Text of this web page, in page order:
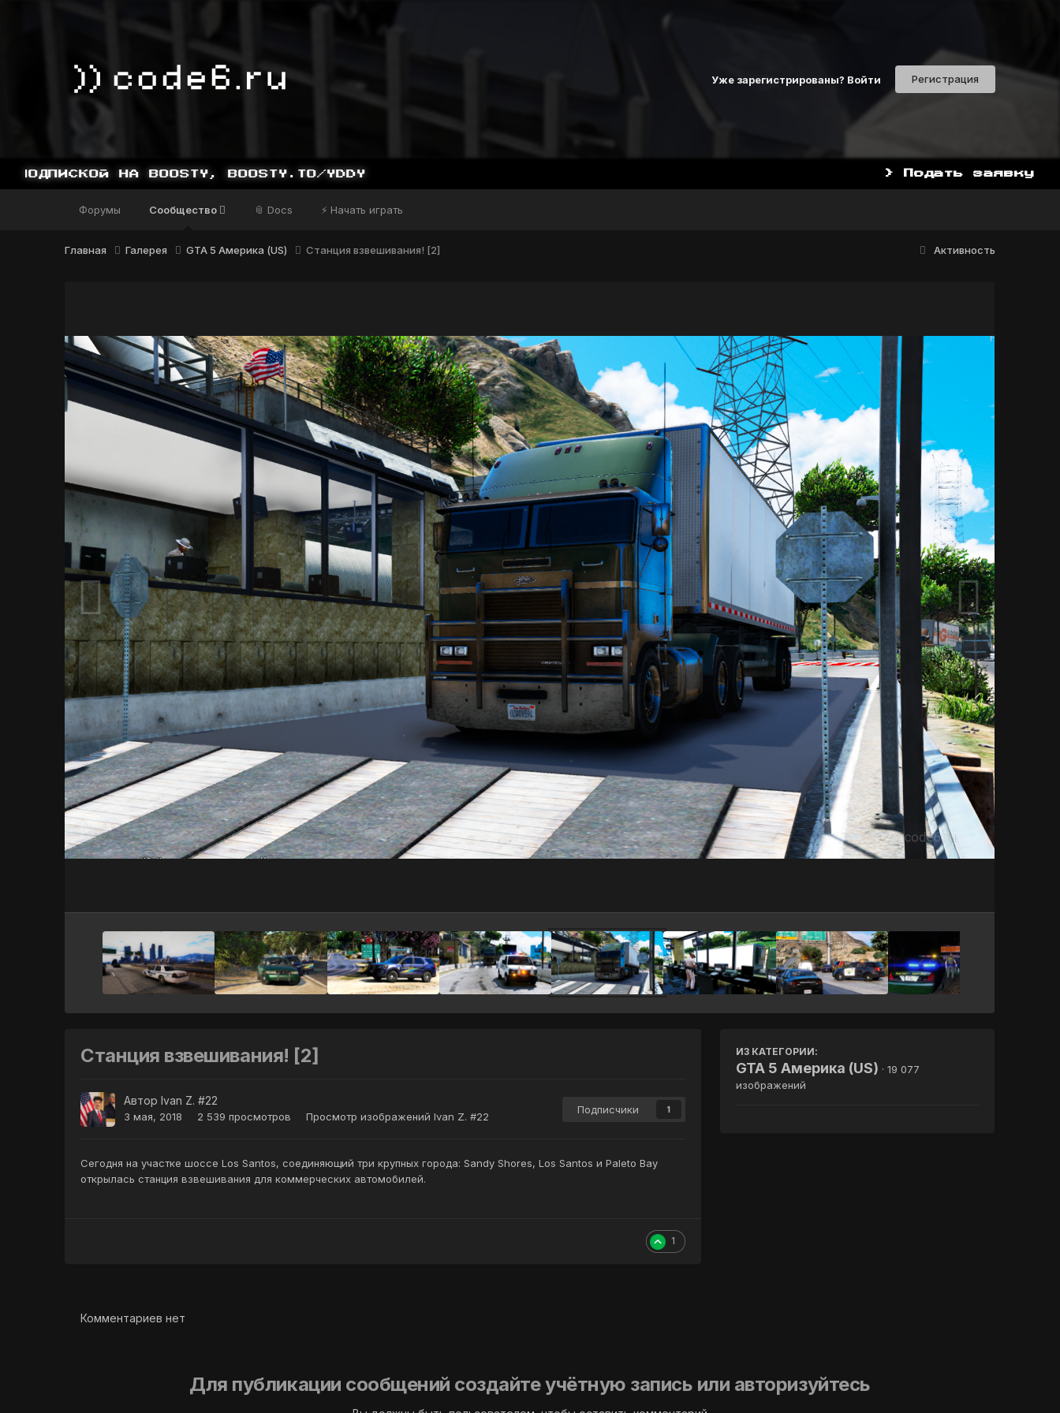
Уже зарегистрированы? Войти Регистрация
НА BOOSTY, BOOSTY.TO/YDDY > Подать заявку
Форумы Сообщество 📎 Docs ⚡ Начать играть
Активность
Главная Галерея GTA 5 Америка (US) Станция взвешивания! [2]
Станция взвешивания! [2]
АвторIvan Z. #22
3 мая, 2018 2 539 просмотров Просмотр изображений Ivan Z. #22
Подписчики 1
Сегодня на участке шоссе Los Santos, соединяющий три крупных города: Sandy Shores, Los Santos и Paleto Bay
открылась станция взвешивания для коммерческих автомобилей.
1
ИЗ КАТЕГОРИИ:
GTA 5 Америка (US) · 19 077
изображений
Комментариев нет
Для публикации сообщений создайте учётную запись или авторизуйтесь